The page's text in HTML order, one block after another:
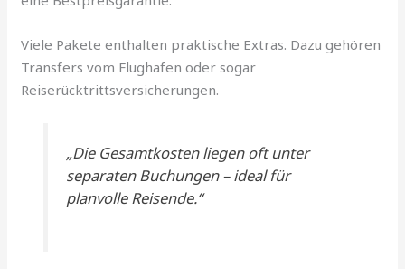
Viele Pakete enthalten praktische Extras. Dazu gehören
Transfers vom Flughafen oder sogar
Reiserücktrittsversicherungen.
„Die Gesamtkosten liegen oft unter
separaten Buchungen – ideal für
planvolle Reisende.“